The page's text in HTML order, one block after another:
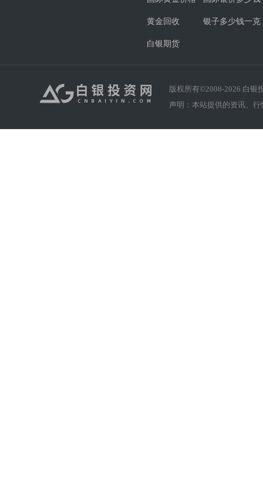
黄金回收 银子多少钱一克
白银期货
版权所有©2008-2026 白银
声明：本站提供的资讯、